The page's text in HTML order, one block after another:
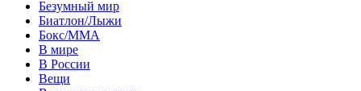
Безумный мир
Биатлон/Лыжи
Бокс/MMA
В мире
В России
Вещи